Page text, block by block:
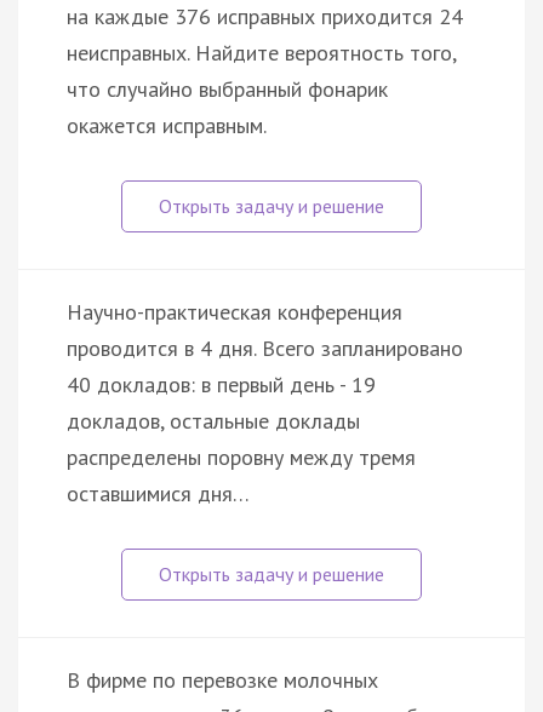
на каждые 376 исправных приходится 24
неисправных. Найдите вероятность того,
что случайно выбранный фонарик
окажется исправным.
Научно-практическая конференция
проводится в 4 дня. Всего запланировано
40 докладов: в первый день - 19
докладов, остальные доклады
распределены поровну между тремя
оставшимися дня…
В фирме по перевозке молочных